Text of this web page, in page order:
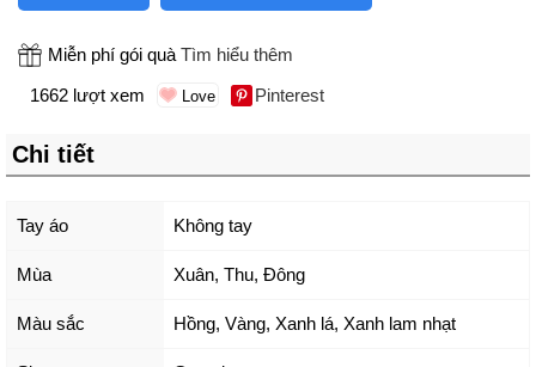
Miễn phí gói quà Tìm hiểu thêm
1662 lượt xem
Pinterest
Chi tiết
Tay áo Không tay
Mùa Xuân, Thu, Đông
Màu sắc Hồng, Vàng, Xanh lá, Xanh lam nhạt